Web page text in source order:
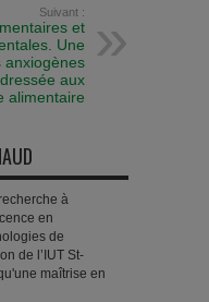
Suivant :
et
Une
anxiogènes
aux
alimentaire
à
en
de
de l’IUT St-
maîtrise en